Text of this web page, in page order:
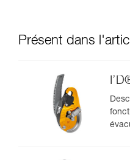
Présent dans